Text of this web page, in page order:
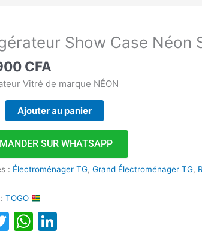
Show Case Néon
CFA
Vitré de marque NÉON
Ajouter au panier
SUR WHATSAPP
: Électroménager TG,Grand Électroménager TG,
:TOGO
TwitterWhatsApp